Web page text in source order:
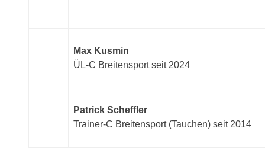
Max Kusmin
ÜL-C Breitensport seit 2024
Patrick Scheffler
Trainer-C Breitensport (Tauchen) seit 2014